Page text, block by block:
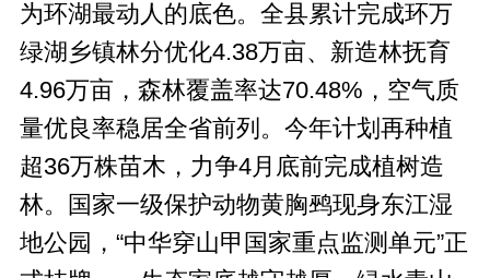
为环湖最动人的底色。全县累计完成环万
绿湖乡镇林分优化4.38万亩、新造林抚育
4.96万亩，森林覆盖率达70.48%，空气质
量优良率稳居全省前列。今年计划再种植
超36万株苗木，力争4月底前完成植树造
林。国家一级保护动物黄胸鹀现身东江湿
地公园，“中华穿山甲国家重点监测单元”正